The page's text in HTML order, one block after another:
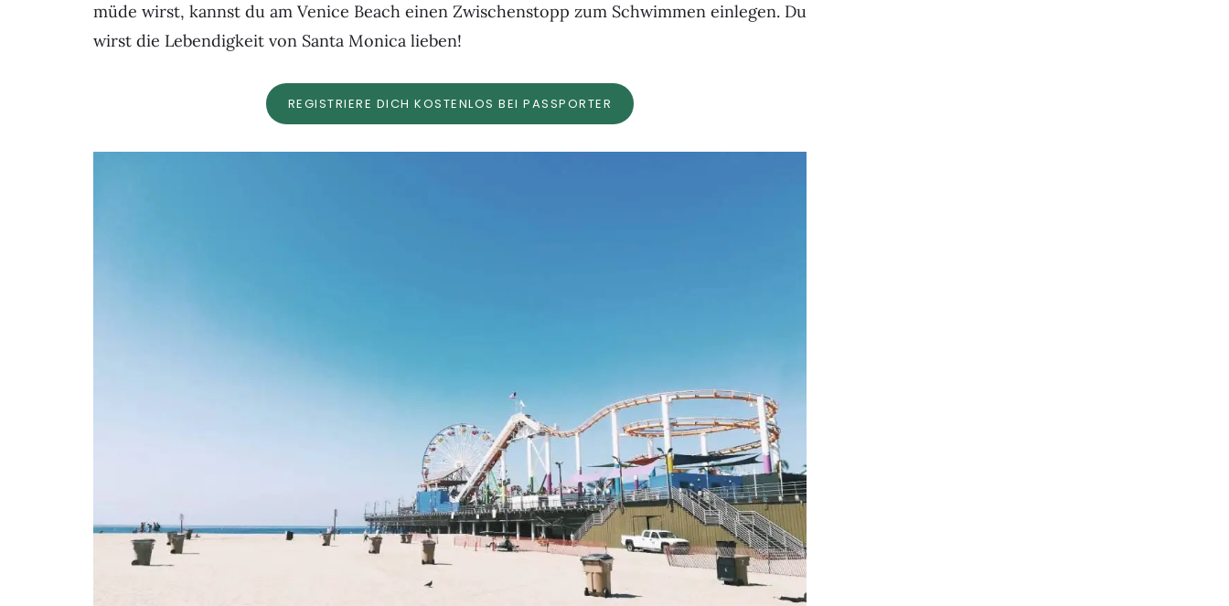
müde wirst, kannst du am Venice Beach einen Zwischenstopp zum Schwimmen einlegen. Du
wirst die Lebendigkeit von Santa Monica lieben!
REGISTRIERE DICH KOSTENLOS BEI PASSPORTER